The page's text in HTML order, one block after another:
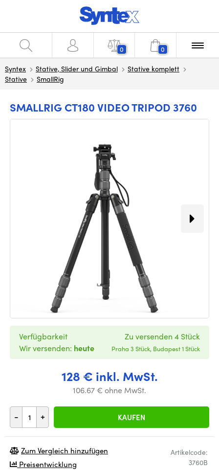
0 0
Syntex Stative, Slider und Gimbal
Stative komplett
Stative
SmallRig
SMALLRIG CT180 VIDEO TRIPOD 3760
128 € inkl. MwSt.
106.67 € ohne MwSt.
- + KAUFEN
Verfügbarkeit
Wir versenden: heute
Zu versenden 4 Stück
Praha 3 Stück, Budapest 1 Stück
Artikelcode:
3760B
Zum Vergleich hinzufügen
Preisentwicklung